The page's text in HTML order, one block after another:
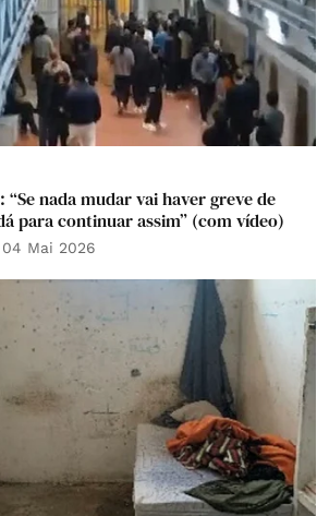
“Se nada mudar vai haver greve de
para continuar assim” (com vídeo)
04 Mai 2026